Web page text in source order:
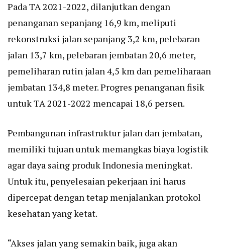
Pada TA 2021-2022, dilanjutkan dengan
penanganan sepanjang 16,9 km, meliputi
rekonstruksi jalan sepanjang 3,2 km, pelebaran
jalan 13,7 km, pelebaran jembatan 20,6 meter,
pemeliharan rutin jalan 4,5 km dan pemeliharaan
jembatan 134,8 meter. Progres penanganan fisik
untuk TA 2021-2022 mencapai 18,6 persen.
Pembangunan infrastruktur jalan dan jembatan,
memiliki tujuan untuk memangkas biaya logistik
agar daya saing produk Indonesia meningkat.
Untuk itu, penyelesaian pekerjaan ini harus
dipercepat dengan tetap menjalankan protokol
kesehatan yang ketat.
“Akses jalan yang semakin baik, juga akan